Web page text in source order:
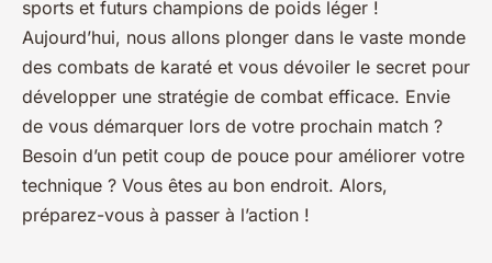
sports et futurs champions de poids léger !
Aujourd’hui, nous allons plonger dans le vaste monde
des combats de karaté et vous dévoiler le secret pour
développer une stratégie de combat efficace. Envie
de vous démarquer lors de votre prochain match ?
Besoin d’un petit coup de pouce pour améliorer votre
technique ? Vous êtes au bon endroit. Alors,
préparez-vous à passer à l’action !